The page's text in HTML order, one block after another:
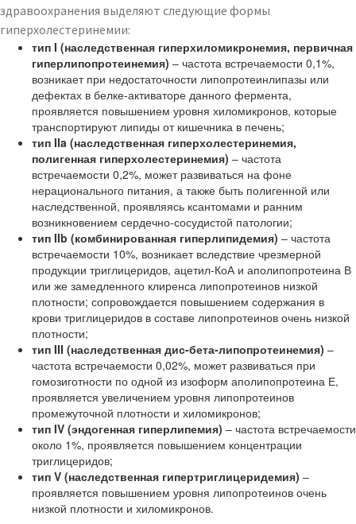
здравоохранения выделяют следующие формы
гиперхолестеринемии:
тип I (наследственная гиперхиломикронемия, первичная
гиперлипопротеинемия) – частота встречаемости 0,1%,
возникает при недостаточности липопротеинлипазы или
дефектах в белке-активаторе данного фермента,
проявляется повышением уровня хиломикронов, которые
транспортируют липиды от кишечника в печень;
тип IIa (наследственная гиперхолестеринемия,
полигенная гиперхолестеринемия) – частота
встречаемости 0,2%, может развиваться на фоне
нерационального питания, а также быть полигенной или
наследственной, проявляясь ксантомами и ранним
возникновением сердечно-сосудистой патологии;
тип IIb (комбинированная гиперлипидемия) – частота
встречаемости 10%, возникает вследствие чрезмерной
продукции триглицеридов, ацетил-КоА и аполипопротеина В
или же замедленного клиренса липопротеинов низкой
плотности; сопровождается повышением содержания в
крови триглицеридов в составе липопротеинов очень низкой
плотности;
тип III (наследственная дис-бета-липопротеинемия) –
частота встречаемости 0,02%, может развиваться при
гомозиготности по одной из изоформ аполипопротеина Е,
проявляется увеличением уровня липопротеинов
промежуточной плотности и хиломикронов;
тип IV (эндогенная гиперлипемия) – частота встречаемости
около 1%, проявляется повышением концентрации
триглицеридов;
тип V (наследственная гипертриглицеридемия) –
проявляется повышением уровня липопротеинов очень
низкой плотности и хиломикронов.